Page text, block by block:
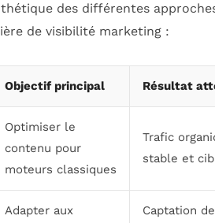
des différentes
de visibilité marketing :
Objectif principal Résultat
Optimiser le
contenu pour
moteurs classiques
Trafic
stable et
Adapter aux
Captation